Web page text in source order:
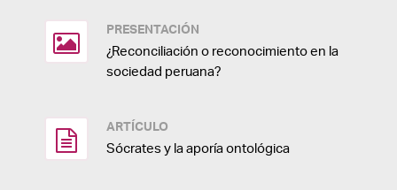
PRESENTACIÓN
¿Reconciliación o reconocimiento en la
sociedad peruana?
ARTÍCULO
Sócrates y la aporía ontológica